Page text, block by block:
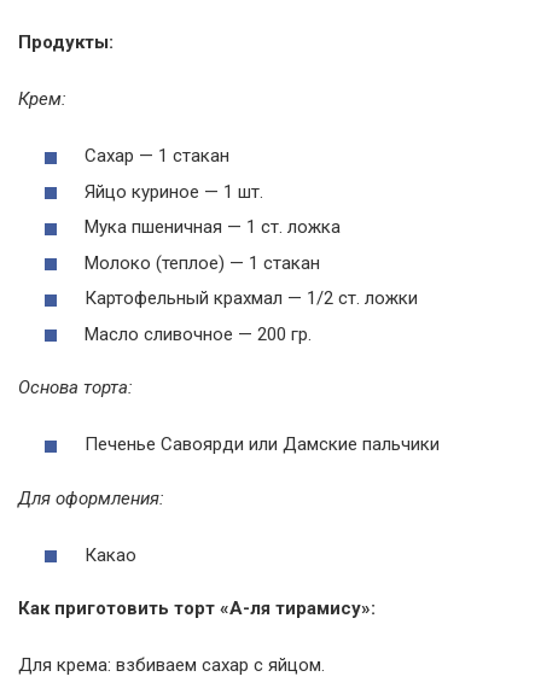
Продукты:
Крем:
Сахар — 1 стакан
Яйцо куриное — 1 шт.
Мука пшеничная — 1 ст. ложка
Молоко (теплое) — 1 стакан
Картофельный крахмал — 1/2 ст. ложки
Масло сливочное — 200 гр.
Основа торта:
Печенье Савоярди или Дамские пальчики
Для оформления:
Какао
Как приготовить торт «А-ля тирамису»:
Для крема: взбиваем сахар с яйцом.